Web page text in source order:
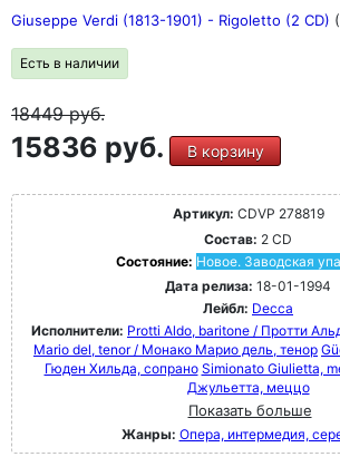
Giuseppe Verdi (1813-1901) - Rigoletto (2 CD)
Есть в наличии
18449руб.
15836 руб. В корзину
Артикул: CDVP 278819
Состав: 2 CD
Состояние: Новое. Заводская
Дата релиза: 18-01-1994
Лейбл: Decca
Исполнители: Protti Aldo, baritone / Протти
Mario del, tenor / Монако Марио дель, тенор
Гюден Хильда, сопрано Simionato Giulietta,
Джульетта, меццо
Показать больше
Жанры: Опера, интермедия,